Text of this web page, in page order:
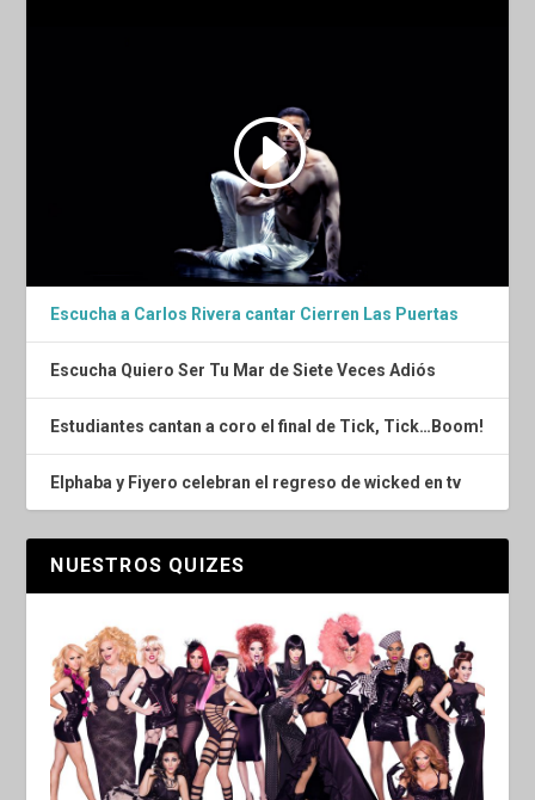
Escucha a Carlos Rivera cantar Cierren Las Puertas
Escucha Quiero Ser Tu Mar de Siete Veces Adiós
Estudiantes cantan a coro el final de Tick, Tick…Boom!
Elphaba y Fiyero celebran el regreso de wicked en tv
NUESTROS QUIZES